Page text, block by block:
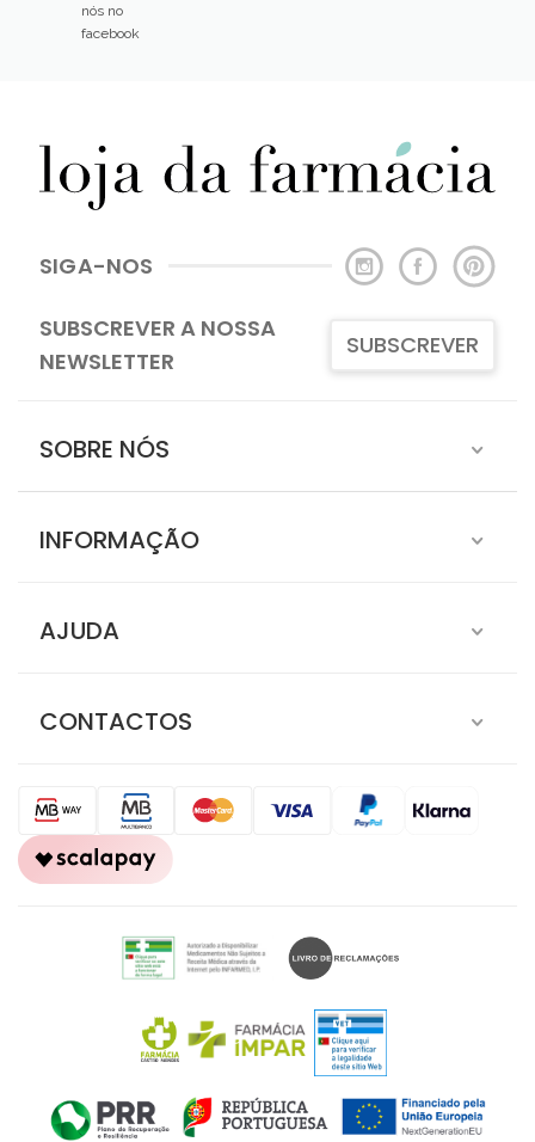
nós no
facebook
SIGA-NOS
SUBSCREVER A NOSSA
NEWSLETTER
SUBSCREVER
SOBRE NÓS
INFORMAÇÃO
AJUDA
CONTACTOS